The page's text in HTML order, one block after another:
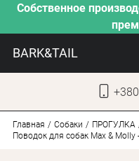
Собственное
BARK&TAIL
Главная Собаки ПРОГУЛКА
Поводок для собак Max & Molly